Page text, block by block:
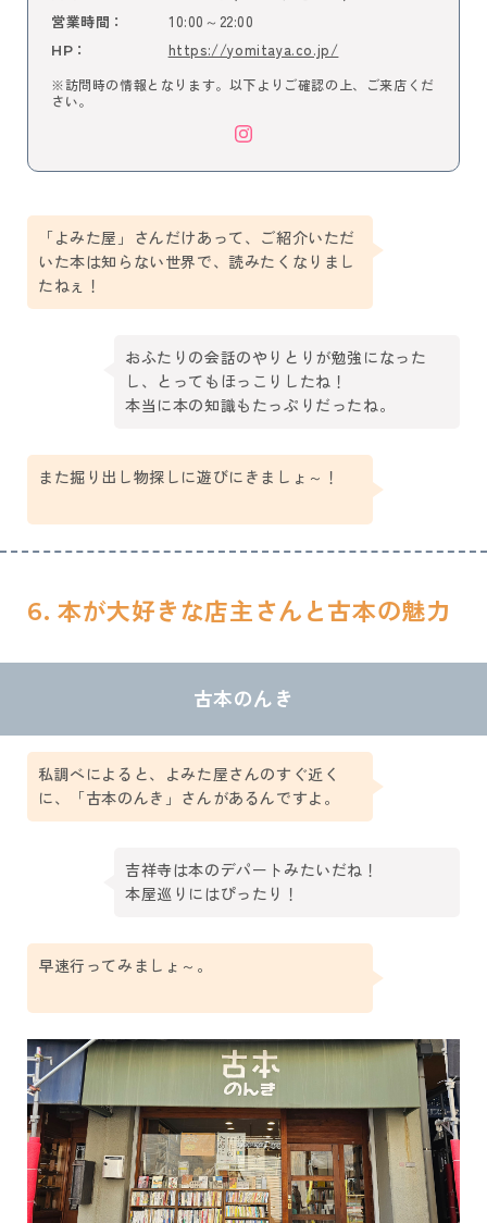
営業時間： 10:00～22:00
HP： https://yomitaya.co.jp/
※訪問時の情報となります。以下よりご確認の上、ご来店くだ
さい。
「よみた屋」さんだけあって、ご紹介いただ
いた本は知らない世界で、読みたくなりまし
たねぇ！
おふたりの会話のやりとりが勉強になった
し、とってもほっこりしたね！
本当に本の知識もたっぷりだったね。
また掘り出し物探しに遊びにきましょ～！
6. 本が大好きな店主さんと古本の魅力
古本のんき
私調べによると、よみた屋さんのすぐ近く
に、「古本のんき」さんがあるんですよ。
吉祥寺は本のデパートみたいだね！
本屋巡りにはぴったり！
早速行ってみましょ～。